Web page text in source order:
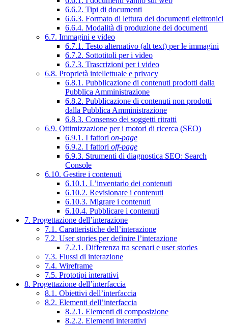
6.6.2. Tipi di documenti
6.6.3. Formato di lettura dei documenti elettronici
6.6.4. Modalità di produzione dei documenti
6.7. Immagini e video
6.7.1. Testo alternativo (alt text) per le immagini
6.7.2. Sottotitoli per i video
6.7.3. Trascrizioni per i video
6.8. Proprietà intellettuale e privacy
6.8.1. Pubblicazione di contenuti prodotti dalla
Pubblica Amministrazione
6.8.2. Pubblicazione di contenuti non prodotti
dalla Pubblica Amministrazione
6.8.3. Consenso dei soggetti ritratti
6.9. Ottimizzazione per i motori di ricerca (SEO)
6.9.1. I fattori on-page
6.9.2. I fattori off-page
6.9.3. Strumenti di diagnostica SEO: Search
Console
6.10. Gestire i contenuti
6.10.1. L’inventario dei contenuti
6.10.2. Revisionare i contenuti
6.10.3. Migrare i contenuti
6.10.4. Pubblicare i contenuti
7. Progettazione dell’interazione
7.1. Caratteristiche dell’interazione
7.2. User stories per definire l’interazione
7.2.1. Differenza tra scenari e user stories
7.3. Flussi di interazione
7.4. Wireframe
7.5. Prototipi interattivi
8. Progettazione dell’interfaccia
8.1. Obiettivi dell’interfaccia
8.2. Elementi dell’interfaccia
8.2.1. Elementi di composizione
8.2.2. Elementi interattivi